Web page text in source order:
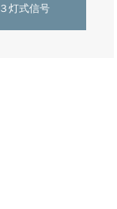
３灯式信号